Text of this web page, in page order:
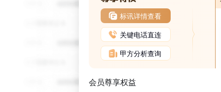
标讯详情查看
关键电话直连
甲方分析查询
会员尊享权益